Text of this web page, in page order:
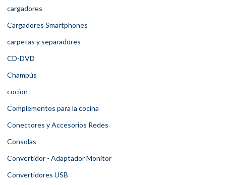
cargadores
Cargadores Smartphones
carpetas y separadores
CD-DVD
Champús
cocion
Complementos para la cocina
Conectores y Accesorios Redes
Consolas
Convertidor - Adaptador Monitor
Convertidores USB